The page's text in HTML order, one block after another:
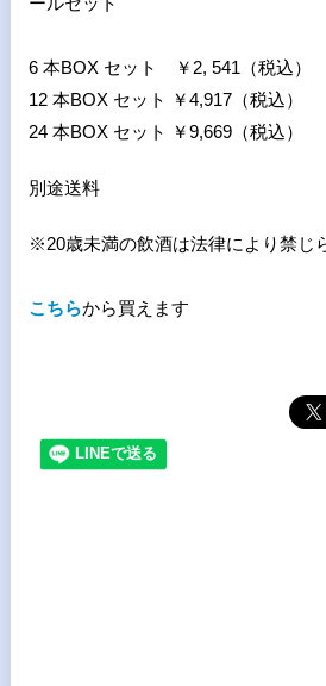
6 本BOX セット ￥2, 541（税込）
12 本BOX セット ￥4,917（税込）
24 本BOX セット ￥9,669（税込）
別途送料
※20歳未満の飲酒は法律により禁じ
こちらから買えます